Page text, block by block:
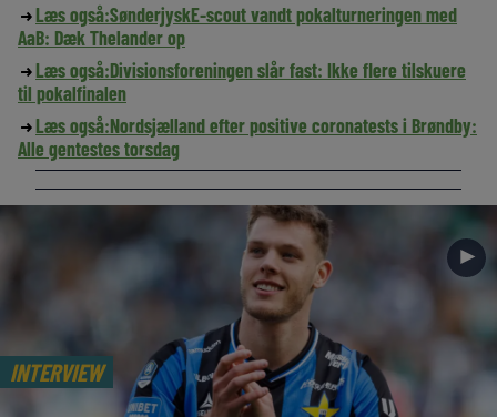
Læs også:SønderjyskE-scout vandt pokalturneringen med
AaB: Dæk Thelander op
Læs også:Divisionsforeningen slår fast: Ikke flere tilskuere
til pokalfinalen
Læs også:Nordsjælland efter positive coronatests i Brøndby:
Alle gentestes torsdag
INTERVIEW
►